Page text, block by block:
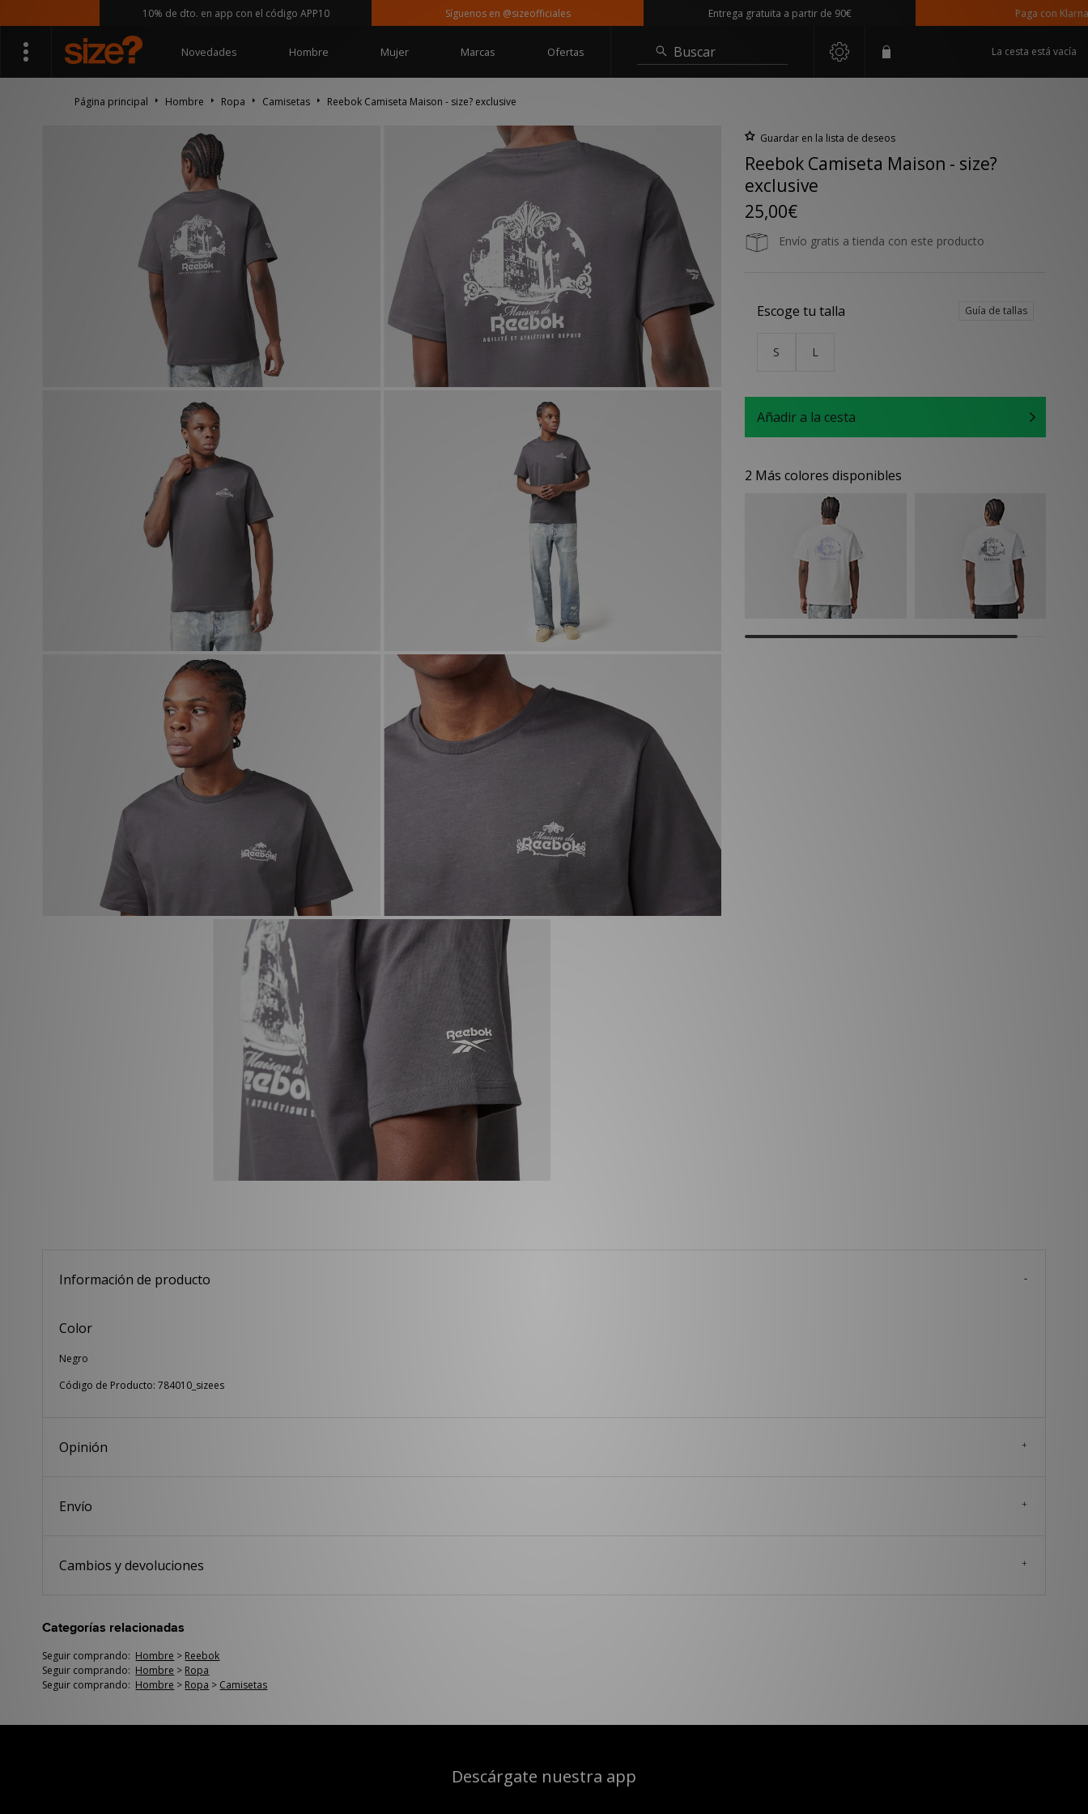
10% de dto. en app con el código APP10 Síguenos en @sizeofficiales Entrega gratuita a partir de 90€ Paga con Klarna
Novedades Hombre Mujer Marcas Ofertas Buscar La cesta está vacía
Página principal Hombre Ropa Camisetas Reebok Camiseta Maison - size? exclusive
Guardar en la lista de deseos
Reebok Camiseta Maison - size?
exclusive
25,00€
Envío gratis a tienda con este producto
Escoge tu talla Guía de tallas
S L
Añadir a la cesta
2 Más colores disponibles
Información de producto
Color
Negro
Código de Producto: 784010_sizees
Opinión
Envío
Cambios y devoluciones
Categorías relacionadas
Seguir comprando: Hombre > Reebok
Seguir comprando: Hombre > Ropa
Seguir comprando: Hombre > Ropa > Camisetas
Descárgate nuestra app